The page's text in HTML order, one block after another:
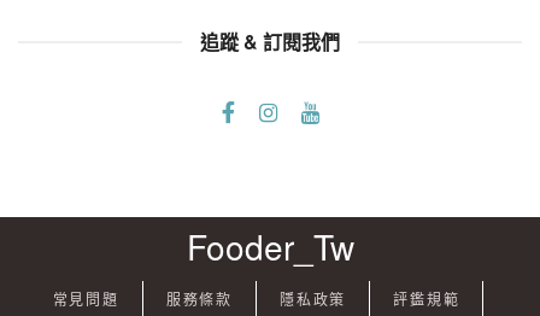
追蹤 & 訂閱我們
Fooder_Tw
常見問題 服務條款 隱私政策 評鑑規範